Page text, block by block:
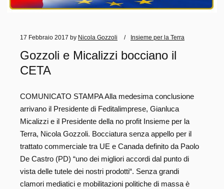
17 Febbraio 2017 by Nicola Gozzoli Insieme per la Terra
Gozzoli e Micalizzi bocciano il
CETA
COMUNICATO STAMPA Alla medesima conclusione
arrivano il Presidente di Feditalimprese, Gianluca
Micalizzi e il Presidente della no profit Insieme per la
Terra, Nicola Gozzoli. Bocciatura senza appello per il
trattato commerciale tra UE e Canada definito da Paolo
De Castro (PD) “uno dei migliori accordi dal punto di
vista delle tutele dei nostri prodotti“. Senza grandi
clamori mediatici e mobilitazioni politiche di massa è